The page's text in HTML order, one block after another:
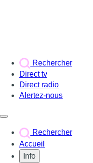
Rechercher
Direct tv
Direct radio
Alertez-nous
Rechercher
Accueil
Info